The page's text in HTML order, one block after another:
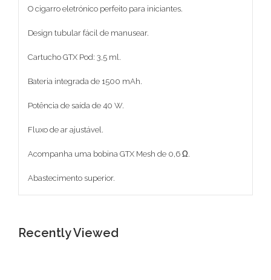
O cigarro eletrónico perfeito para iniciantes.
Design tubular fácil de manusear.
Cartucho GTX Pod: 3,5 ml.
Bateria integrada de 1500 mAh.
Potência de saída de 40 W.
Fluxo de ar ajustável.
Acompanha uma bobina GTX Mesh de 0,6 Ω.
Abastecimento superior.
Recently Viewed